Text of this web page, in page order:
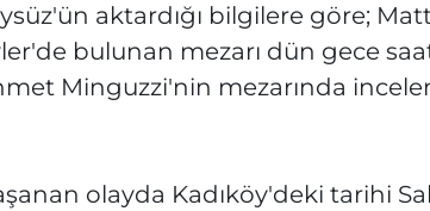
aktardığı bilgilere göre;
bulunan mezarı dün gece
Minguzzi'nin mezarında
olayda Kadıköy'deki tarihi